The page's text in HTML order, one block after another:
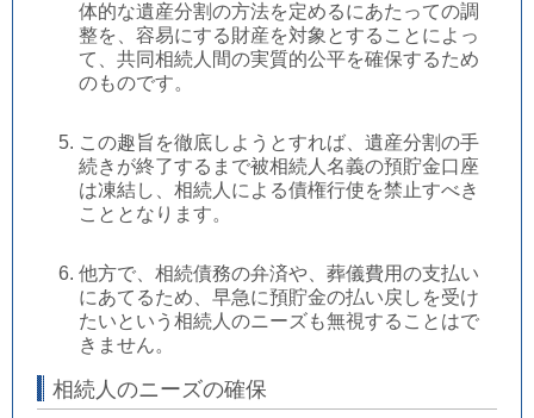
体的な遺産分割の方法を定めるにあたっての調
整を、容易にする財産を対象とすることによっ
て、共同相続人間の実質的公平を確保するため
のものです。
この趣旨を徹底しようとすれば、遺産分割の手
続きが終了するまで被相続人名義の預貯金口座
は凍結し、相続人による債権行使を禁止すべき
こととなります。
他方で、相続債務の弁済や、葬儀費用の支払い
にあてるため、早急に預貯金の払い戻しを受け
たいという相続人のニーズも無視することはで
きません。
相続人のニーズの確保